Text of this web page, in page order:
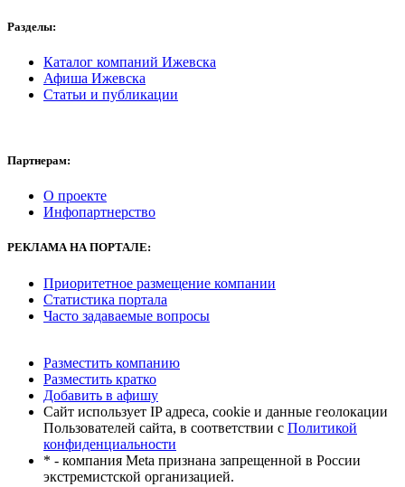
Разделы:
Каталог компаний Ижевска
Афиша Ижевска
Статьи и публикации
Партнерам:
О проекте
Инфопартнерство
РЕКЛАМАНА ПОРТАЛЕ:
Приоритетное размещение компании
Статистика портала
Часто задаваемые вопросы
Разместить компанию
Разместить кратко
Добавить в афишу
Сайт использует IP адреса, cookie и данные геолокации
Пользователей сайта, в соответствии с Политикой
конфиденциальности
* - компания Meta признана запрещенной в России
экстремистской организацией.